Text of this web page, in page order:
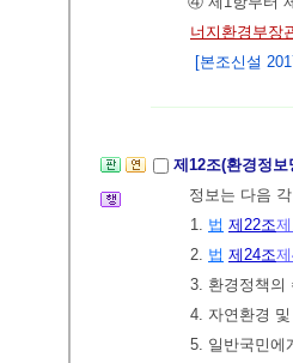
너지환경부장
[본조신설
제12조(환경정
정보는 다음
1. 법 제22조
2. 법 제24조
3. 환경정책의
4. 자연환경
5. 일반국민에